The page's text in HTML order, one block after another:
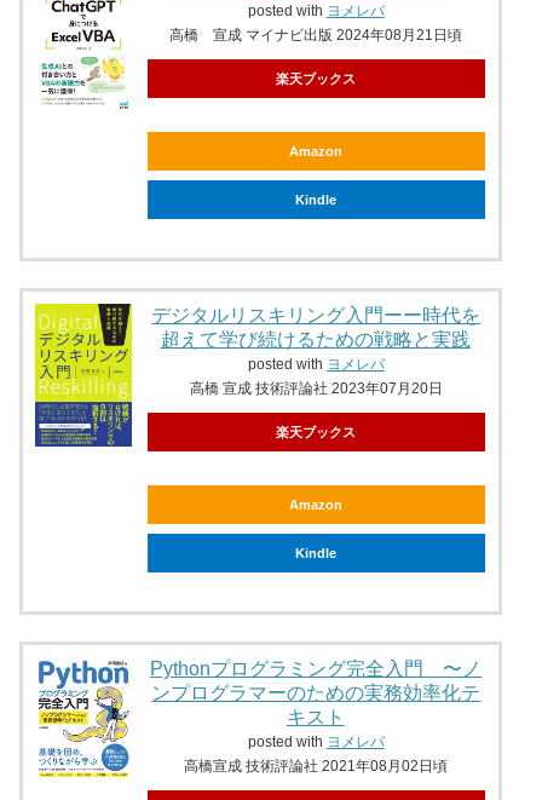
posted with ヨメレバ
高橋 宣成 マイナビ出版 2024年08月21日頃
楽天ブックス
Amazon
Kindle
デジタルリスキリング入門ーー時代を
超えて学び続けるための戦略と実践
posted with ヨメレバ
高橋 宣成 技術評論社 2023年07月20日
楽天ブックス
Amazon
Kindle
Pythonプログラミング完全入門 〜ノ
ンプログラマーのための実務効率化テ
キスト
posted with ヨメレバ
高橋宣成 技術評論社 2021年08月02日頃